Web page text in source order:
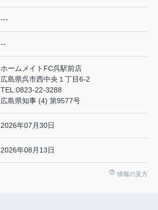
---
--
ホームメイトFC呉駅前店
広島県呉市西中央１丁目6-2
TEL:0823-22-3288
広島県知事 (4) 第9577号
2026年07月30日
2026年08月13日
情報の見方